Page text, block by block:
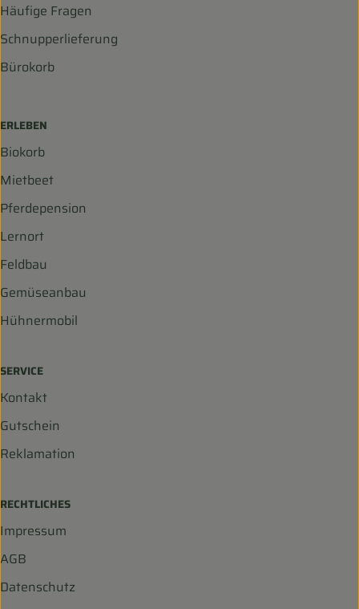
Häufige Fragen
Schnupperlieferung
Bürokorb
ERLEBEN
Biokorb
Mietbeet
Pferdepension
Lernort
Feldbau
Gemüseanbau
Hühnermobil
SERVICE
Kontakt
Gutschein
Reklamation
RECHTLICHES
Impressum
AGB
Datenschutz